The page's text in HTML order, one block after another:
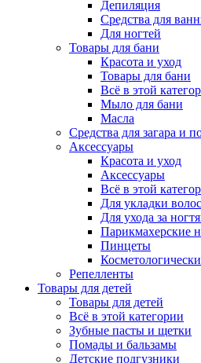
Депиляция
Средства для
Для ногтей
Товары для бани
Красота и уход
Товары для бани
Всё в этой
Мыло для бани
Масла
Средства для загара и
Аксессуары
Красота и уход
Аксессуары
Всё в этой
Для укладки волос
Для ухода за
Парикмахерские
Пинцеты
Репелленты
Товары для детей
Товары для детей
Всё в этой категории
Зубные пасты и щетки
Помады и бальзамы
Детские подгузники